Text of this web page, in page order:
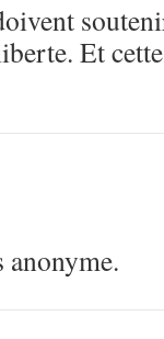
Et
anonyme.